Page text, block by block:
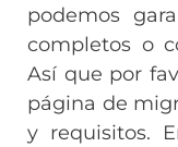
podemos
completos o
Así que por
página de
y requisitos.